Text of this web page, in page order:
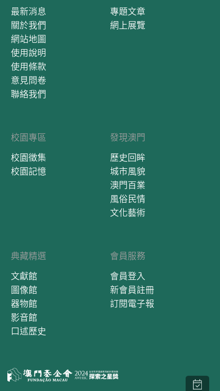
最新消息
關於我們
網站地圖
使用說明
使用條款
意見問卷
聯絡我們
專題文章
網上展覽
校園專區
校園徵集
校園記憶
發現澳門
歷史回眸
城市風貌
澳門百業
風俗民情
文化藝術
典藏精選
文獻館
圖像館
器物館
影音館
口述歷史
會員服務
會員登入
新會員註冊
訂閱電子報